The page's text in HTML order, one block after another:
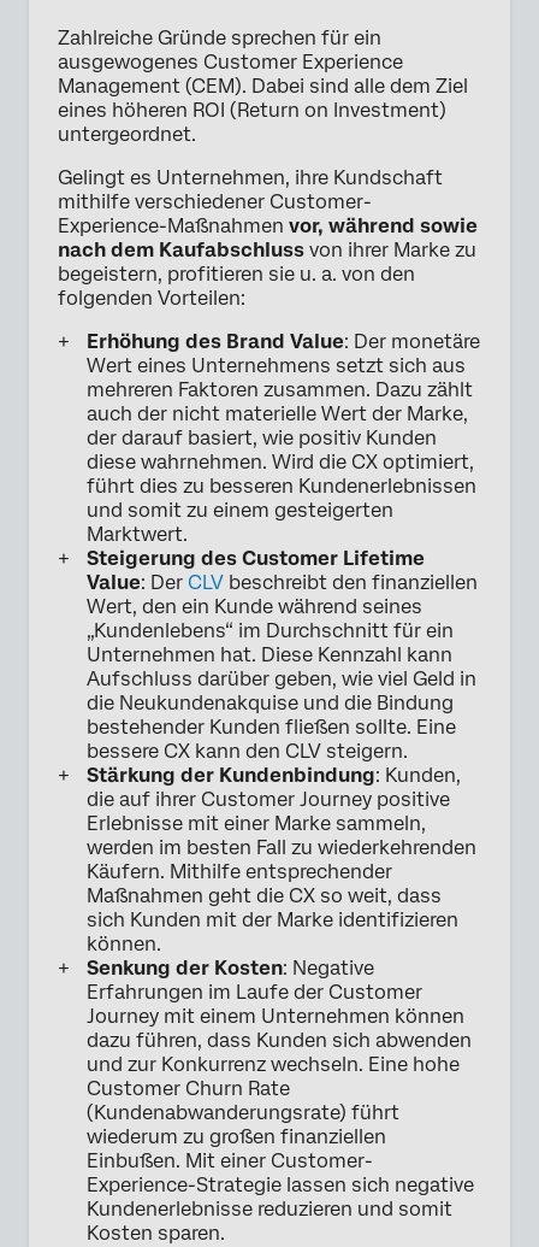
Zahlreiche Gründe sprechen für ein
ausgewogenes Customer Experience
Management (CEM). Dabei sind alle dem Ziel
eines höheren ROI (Return on Investment)
untergeordnet.
Gelingt es Unternehmen, ihre Kundschaft
mithilfe verschiedener Customer-
Experience-Maßnahmen vor, während sowie
nach dem Kaufabschluss von ihrer Marke zu
begeistern, profitieren sie u. a. von den
folgenden Vorteilen:
Erhöhung des Brand Value: Der monetäre
Wert eines Unternehmens setzt sich aus
mehreren Faktoren zusammen. Dazu zählt
auch der nicht materielle Wert der Marke,
der darauf basiert, wie positiv Kunden
diese wahrnehmen. Wird die CX optimiert,
führt dies zu besseren Kundenerlebnissen
und somit zu einem gesteigerten
Marktwert.
Steigerung des Customer Lifetime
Value: Der CLV beschreibt den finanziellen
Wert, den ein Kunde während seines
„Kundenlebens“ im Durchschnitt für ein
Unternehmen hat. Diese Kennzahl kann
Aufschluss darüber geben, wie viel Geld in
die Neukundenakquise und die Bindung
bestehender Kunden fließen sollte. Eine
bessere CX kann den CLV steigern.
Stärkung der Kundenbindung: Kunden,
die auf ihrer Customer Journey positive
Erlebnisse mit einer Marke sammeln,
werden im besten Fall zu wiederkehrenden
Käufern. Mithilfe entsprechender
Maßnahmen geht die CX so weit, dass
sich Kunden mit der Marke identifizieren
können.
Senkung der Kosten: Negative
Erfahrungen im Laufe der Customer
Journey mit einem Unternehmen können
dazu führen, dass Kunden sich abwenden
und zur Konkurrenz wechseln. Eine hohe
Customer Churn Rate
(Kundenabwanderungsrate) führt
wiederum zu großen finanziellen
Einbußen. Mit einer Customer-
Experience-Strategie lassen sich negative
Kundenerlebnisse reduzieren und somit
Kosten sparen.